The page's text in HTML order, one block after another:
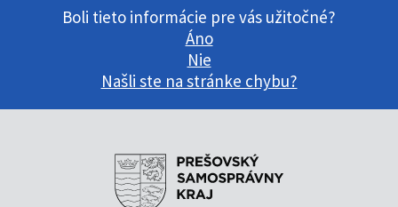
Boli tieto informácie pre vás užitočné?
Áno
Nie
Našli ste na stránke chybu?